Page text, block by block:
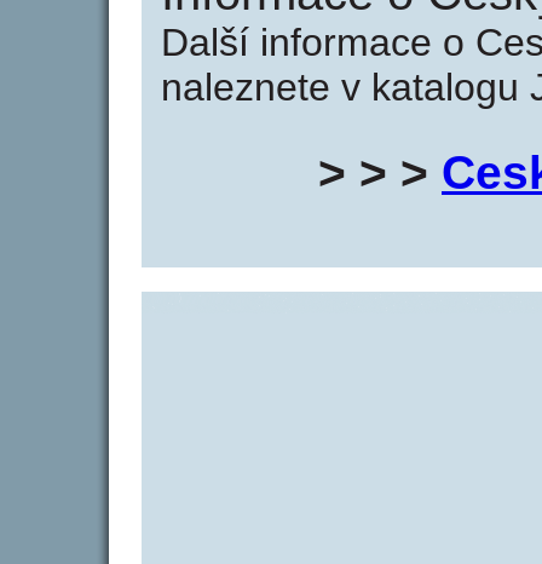
Další informace o
naleznete v katalogu
> > >